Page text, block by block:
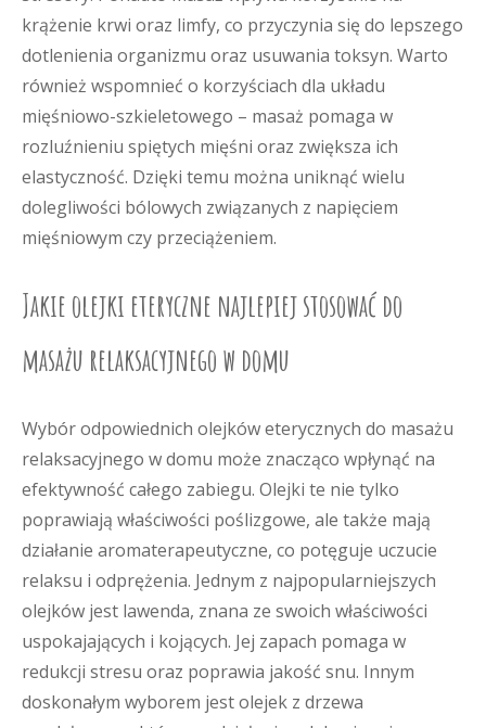
krążenie krwi oraz limfy, co przyczynia się do lepszego
dotlenienia organizmu oraz usuwania toksyn. Warto
również wspomnieć o korzyściach dla układu
mięśniowo-szkieletowego – masaż pomaga w
rozluźnieniu spiętych mięśni oraz zwiększa ich
elastyczność. Dzięki temu można uniknąć wielu
dolegliwości bólowych związanych z napięciem
mięśniowym czy przeciążeniem.
Jakie olejki eteryczne najlepiej stosować do
masażu relaksacyjnego w domu
Wybór odpowiednich olejków eterycznych do masażu
relaksacyjnego w domu może znacząco wpłynąć na
efektywność całego zabiegu. Olejki te nie tylko
poprawiają właściwości poślizgowe, ale także mają
działanie aromaterapeutyczne, co potęguje uczucie
relaksu i odprężenia. Jednym z najpopularniejszych
olejków jest lawenda, znana ze swoich właściwości
uspokajających i kojących. Jej zapach pomaga w
redukcji stresu oraz poprawia jakość snu. Innym
doskonałym wyborem jest olejek z drzewa